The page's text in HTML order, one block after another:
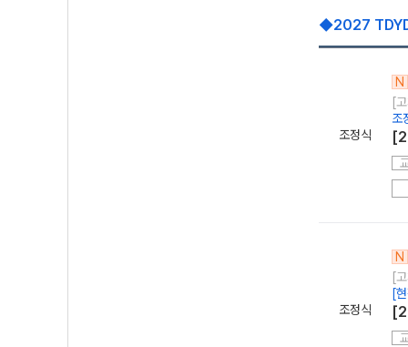
◆2027
조정식
N
[
조
조정식
N
[
[